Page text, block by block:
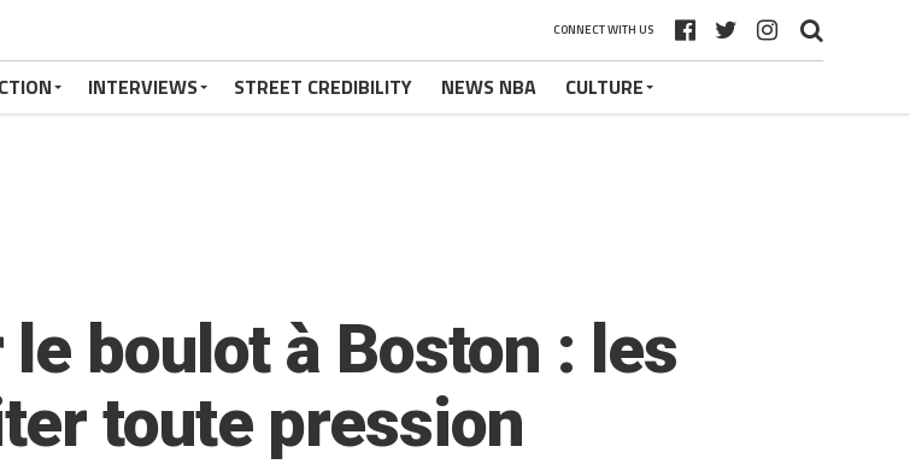
CONNECT WITH US
INTERVIEWS STREET CREDIBILITY NEWS NBA CULTURE
boulot à Boston : les
toute pression